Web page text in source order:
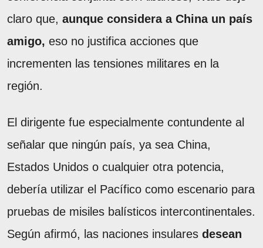
claro que, aunque considera a China un país
amigo, eso no justifica acciones que
incrementen las tensiones militares en la
región.
El dirigente fue especialmente contundente al
señalar que ningún país, ya sea China,
Estados Unidos o cualquier otra potencia,
debería utilizar el Pacífico como escenario para
pruebas de misiles balísticos intercontinentales.
Según afirmó, las naciones insulares desean